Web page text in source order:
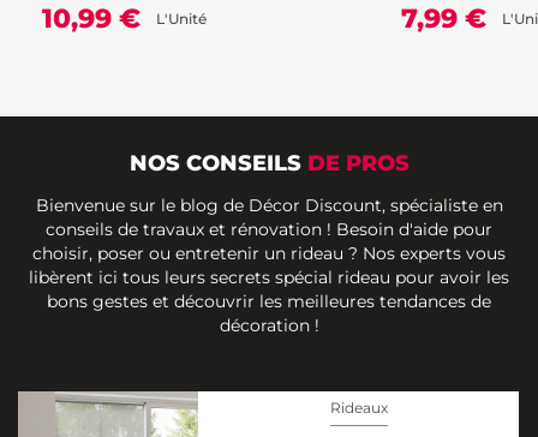
10,99 € L'Unité 7,99 €
NOS CONSEILS DE PROS
Bienvenue sur le blog de Décor Discount, spécialiste en
conseils de travaux et rénovation ! Besoin d'aide pour
choisir, poser ou entretenir un rideau ? Nos experts vous
libèrent ici tous leurs secrets spécial rideau pour avoir les
bons gestes et découvrir les meilleures tendances de
décoration !
Rideaux